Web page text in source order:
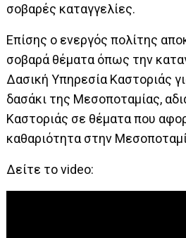
σοβαρές καταγγελίες.
Επίσης ο ενεργός πολίτης
σοβαρά θέματα όπως την
Δασική Υπηρεσία Καστοριάς
δασάκι της Μεσοποταμίας,
Καστοριάς σε θέματα που
καθαριότητα στην
Δείτε το video: